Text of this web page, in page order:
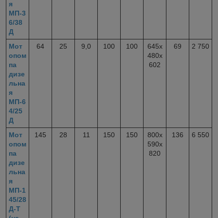
я
МП-3
6/38
Д
Мот
опом
па
дизе
льна
я
МП-6
4/25
Д
64 25 9,0 100 100
645x
480x
602
69 2 750
Мот
опом
па
дизе
льна
я
МП-1
45/28
Д-Т
145 28 11 150 150
800х
590х
820
136 6 550